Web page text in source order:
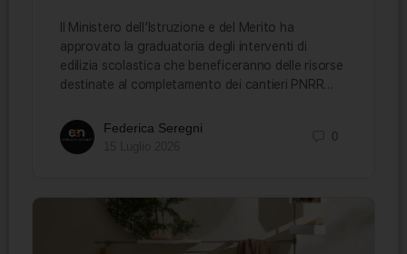
Il Ministero dell’Istruzione e del Merito ha
approvato la graduatoria degli interventi di
edilizia scolastica che beneficeranno delle risorse
destinate al completamento dei cantieri PNRR…
Federica Seregni
0